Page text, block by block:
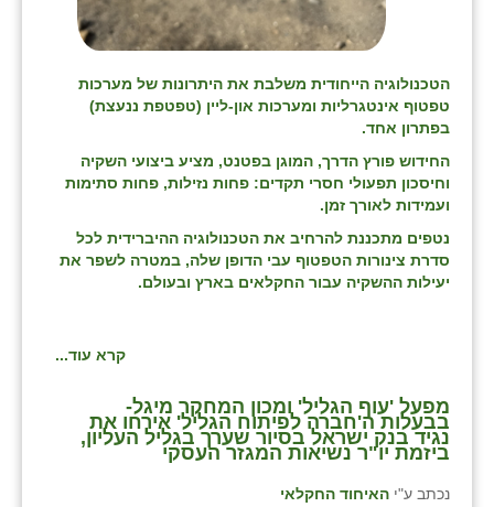
הטכנולוגיה הייחודית משלבת את היתרונות של מערכות
טפטוף אינטגרליות ומערכות און-ליין (טפטפת ננעצת)
בפתרון אחד.
החידוש פורץ הדרך, המוגן בפטנט, מציע ביצועי השקיה
וחיסכון תפעולי חסרי תקדים: פחות נזילות, פחות סתימות
ועמידות לאורך זמן.
נטפים מתכננת להרחיב את הטכנולוגיה ההיברידית לכל
סדרת צינורות הטפטוף עבי הדופן שלה, במטרה לשפר את
יעילות ההשקיה עבור החקלאים בארץ ובעולם.
קרא עוד...
מפעל 'עוף הגליל' ומכון המחקר מיגל-
בבעלות ה'חברה לפיתוח הגליל' אירחו את
נגיד בנק ישראל בסיור שערך בגליל העליון,
ביזמת יו"ר נשיאות המגזר העסקי
נכתב ע"י האיחוד החקלאי